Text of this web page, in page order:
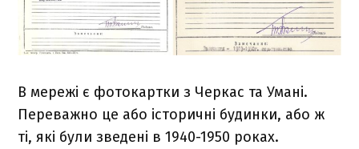
В мережі є фотокартки з Черкас та Умані.
Переважно це або історичні будинки, або ж
ті, які були зведені в 1940-1950 роках.